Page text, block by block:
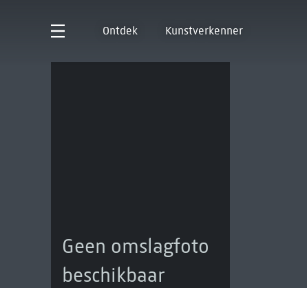
Ontdek Kunstverkenner
Geen omslagfoto
beschikbaar